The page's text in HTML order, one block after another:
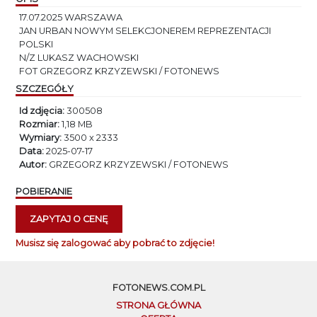
17.07.2025 WARSZAWA
JAN URBAN NOWYM SELEKCJONEREM REPREZENTACJI
POLSKI
N/Z LUKASZ WACHOWSKI
FOT GRZEGORZ KRZYZEWSKI / FOTONEWS
SZCZEGÓŁY
Id zdjęcia: 300508
Rozmiar: 1,18 MB
Wymiary: 3500 x 2333
Data: 2025-07-17
Autor: GRZEGORZ KRZYZEWSKI / FOTONEWS
POBIERANIE
ZAPYTAJ O CENĘ
Musisz się zalogować aby pobrać to zdjęcie!
FOTONEWS.COM.PL
STRONA GŁÓWNA